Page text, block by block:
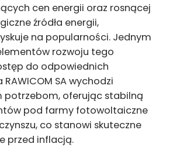
cen energii oraz rosnącej
źródła energii,
na popularności. Jednym
rozwoju tego
do odpowiednich
SA wychodzi
potrzebom, oferując stabilną
pod farmy fotowoltaiczne
co stanowi skuteczne
przed inflacją.